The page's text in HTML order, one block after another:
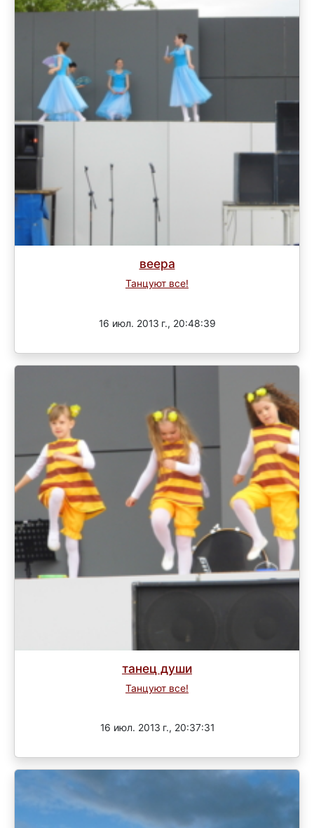
веера
Танцуют все!
16 июл. 2013 г., 20:48:39
танец души
Танцуют все!
16 июл. 2013 г., 20:37:31